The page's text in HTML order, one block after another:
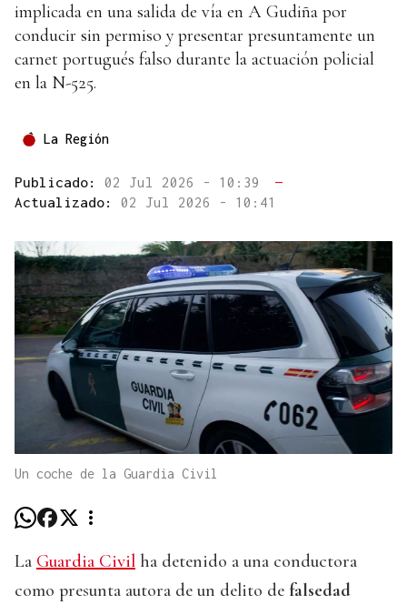
implicada en una salida de vía en A Gudiña por
conducir sin permiso y presentar presuntamente un
carnet portugués falso durante la actuación policial
en la N-525.
La Región
Publicado: 02 Jul 2026 - 10:39
—
Actualizado: 02 Jul 2026 - 10:41
Un coche de la Guardia Civil
La Guardia Civil ha detenido a una conductora
como presunta autora de un delito de falsedad